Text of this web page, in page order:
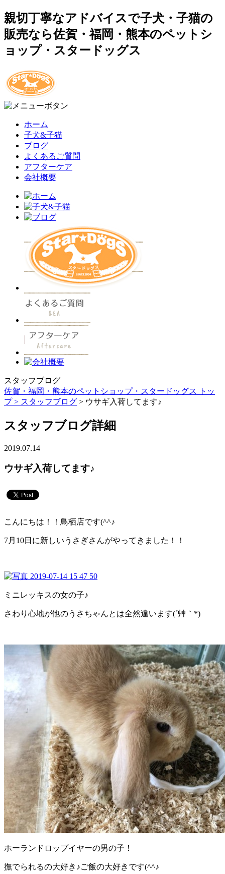
親切丁寧なアドバイスで子犬・子猫の
販売なら佐賀・福岡・熊本のペットシ
ョップ・スタードッグス
ホーム
子犬&子猫
ブログ
よくあるご質問
アフターケア
会社概要
スタッフブログ
佐賀・福岡・熊本のペットショップ・スタードッグス トッ
プ > スタッフブログ > ウサギ入荷してます♪
スタッフブログ詳細
2019.07.14
ウサギ入荷してます♪
こんにちは！！鳥栖店です(^^♪
7月10日に新しいうさぎさんがやってきました！！
ミニレッキスの女の子♪
さわり心地が他のうさちゃんとは全然違います(´艸｀*)
ホーランドロップイヤーの男の子！
撫でられるの大好き♪ご飯の大好きです(^^♪